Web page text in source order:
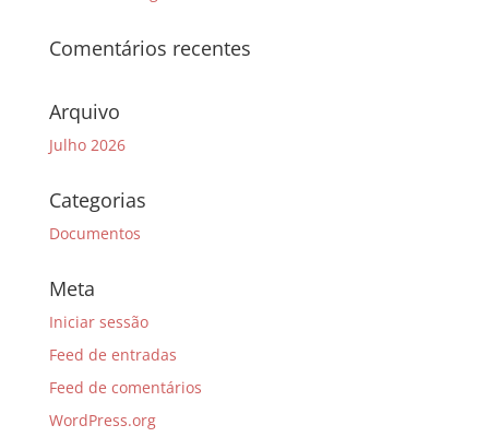
Comentários recentes
Arquivo
Julho 2026
Categorias
Documentos
Meta
Iniciar sessão
Feed de entradas
Feed de comentários
WordPress.org